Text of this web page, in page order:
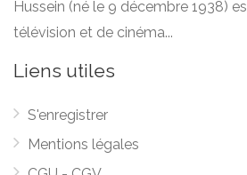
Hussein (né le 9 décembre 1938)
télévision et de cinéma...
Liens utiles
S'enregistrer
Mentions légales